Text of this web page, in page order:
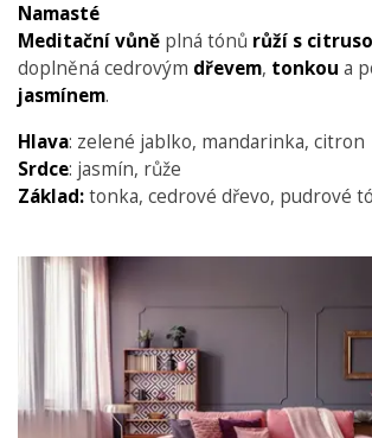
Namasté
Meditační vůně plná tónů růží s
doplněná cedrovým dřevem, tonkou a
jasmínem.
Hlava: zelené jablko, mandarinka, citron
Srdce: jasmín, růže
Základ:tonka, cedrové dřevo, pudrové